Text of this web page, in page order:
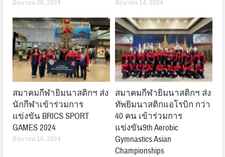
มิถุนายน 28, 2024 มิถุนายน 14, 2024
สมาคมกีฬายิมนาสติกฯ ส่ง
นักกีฬาเข้าร่วมการ
แข่งขัน BRICS SPORT
GAMES 2024
มิถุนายน 10, 2024
สมาคมกีฬายิมนาสติกฯ ส่ง
ทัพยิมนาสติกแอโรบิก กว่า
40 คน เข้าร่วมการ
แข่งขัน9th Aerobic
Gymnastics Asian
Championships